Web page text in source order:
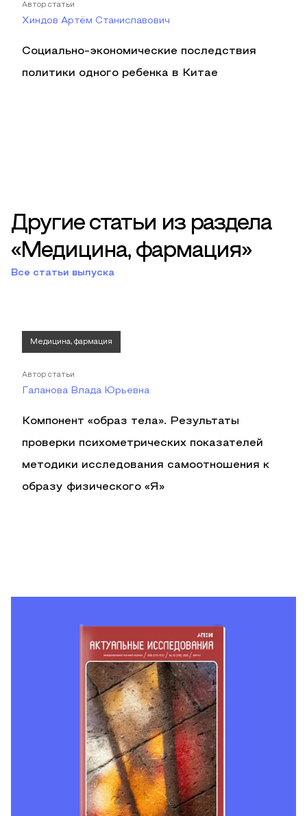
Автор статьи
Хиндов Артём Станиславович
Социально-экономические последствия
политики одного ребенка в Китае
Другие статьи из раздела
«Медицина, фармация»
Все статьи выпуска
Медицина, фармация
Автор статьи
Галанова Влада Юрьевна
Компонент «образ тела». Результаты
проверки психометрических показателей
методики исследования самоотношения к
образу физического «Я»